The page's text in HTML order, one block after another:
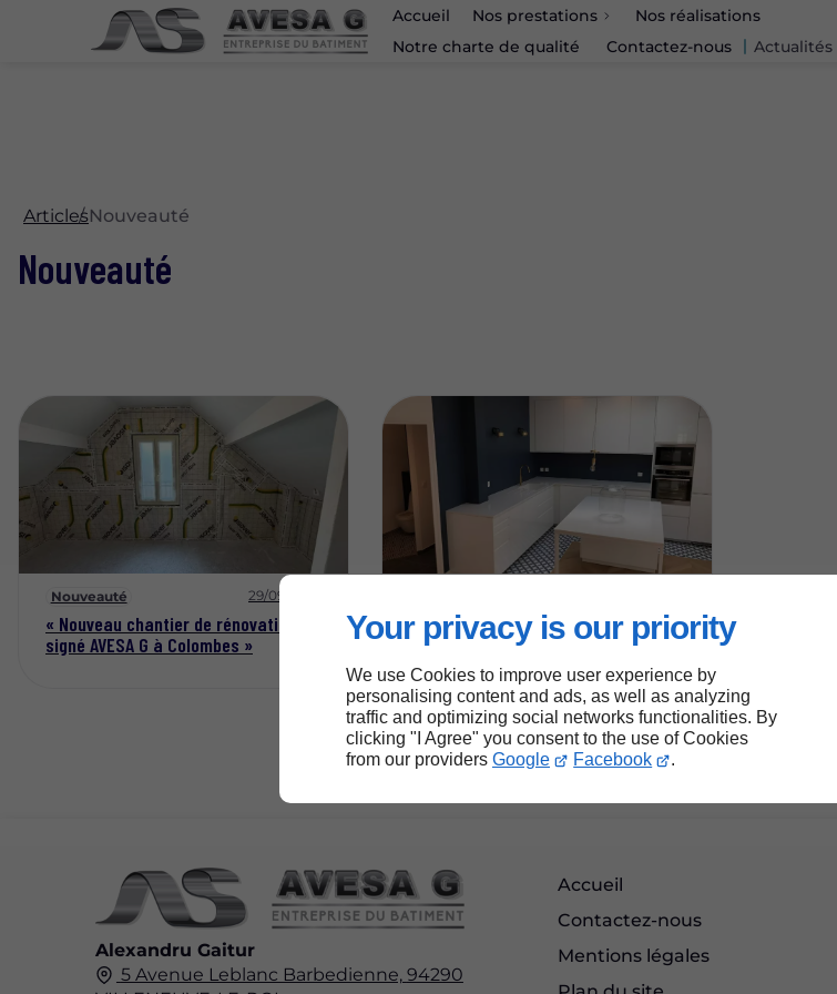
Your privacy is our priority
We use Cookies to improve user experience by
personalising content and ads, as well as analyzing
traffic and optimizing social networks functionalities. By
clicking "I Agree" you consent to the use of Cookies
from our providers Google Facebook .
Accueil Nos prestations
Nos réalisations
Notre charte de qualité
Contactez-nous Actualités
ArticlesNouveauté
Nouveauté
Nouveauté 29/09/2025
« Nouveau chantier de rénovation
signé AVESA G à Colombes »
Des contenus pensés pour vous
informer, vous inspirer, vous guider
Alexandru Gaitur
5 Avenue Leblanc Barbedienne, 94290
Accueil
Contactez-nous
Mentions légales